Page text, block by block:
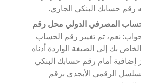
رقم حسابك البنكي الجاري.
المصرفي الدولي محل رقم
نعم، تم تغيير رقم الحساب
بك إلى الصيغة الواردة أدناه
أمام رقم حسابك البنكي
الرقمي الأبجدي برقم